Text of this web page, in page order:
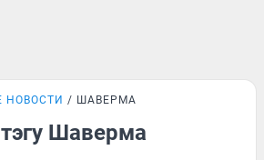
НОВОСТИ ШАВЕРМА
Шаверма